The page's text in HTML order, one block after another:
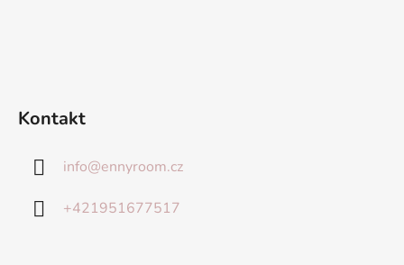
Kontakt
info@ennyroom.cz
+421951677517